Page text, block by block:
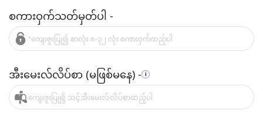
စကားဝှက်သတ်မှတ်ပါ -
အီးမေးလ်လိပ်စာ (မဖြစ်မနေ) - i